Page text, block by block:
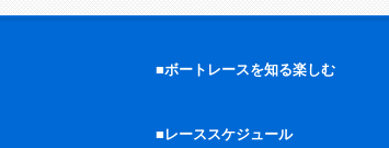
■ボートレースを知る楽しむ
■レーススケジュール